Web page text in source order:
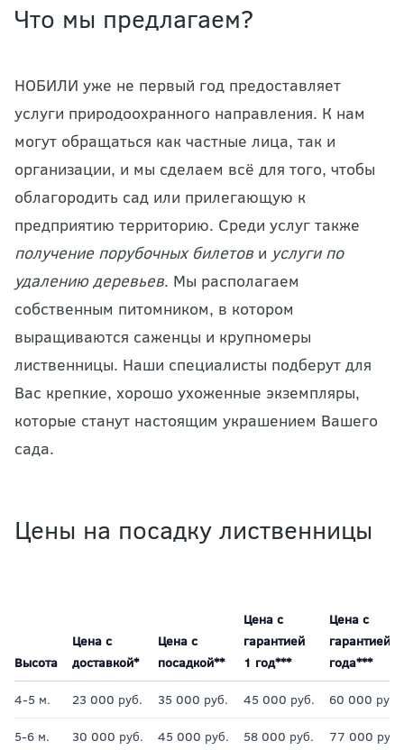
Что мы предлагаем?
НОБИЛИ уже не первый год предоставляет
услуги природоохранного направления. К нам
могут обращаться как частные лица, так и
организации, и мы сделаем всё для того, чтобы
облагородить сад или прилегающую к
предприятию территорию. Среди услуг также
получение порубочных билетов и услуги по
удалению деревьев. Мы располагаем
собственным питомником, в котором
выращиваются саженцы и крупномеры
лиственницы. Наши специалисты подберут для
Вас крепкие, хорошо ухоженные экземпляры,
которые станут настоящим украшением Вашего
сада.
Цены на посадку лиственницы
Высота
Цена с
доставкой*
Цена с
посадкой**
Цена с
гарантией
1 год***
Цена с
гарантией 2
года***
4-5 м. 23 000 руб. 35 000 руб. 45 000 руб. 60 000 руб.
5-6 м. 30 000 руб. 45 000 руб. 58 000 руб. 77 000 руб.